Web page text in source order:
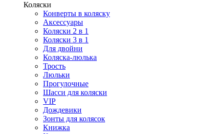
Коляски
Конверты в коляску
Аксессуары
Коляски 2 в 1
Коляски 3 в 1
Для двойни
Коляска-люлька
Трость
Люльки
Прогулочные
Шасси для коляски
VIP
Дождевики
Зонты для колясок
Книжка